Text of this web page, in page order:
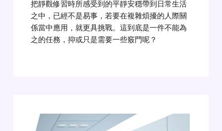
把靜觀修習時所感受到的平靜安穩帶到日常生活
之中，已經不是易事，若要在複雜煩擾的人際關
係當中應用，就更具挑戰。這到底是一件不能為
之的任務，抑或只是需要一些竅門呢？